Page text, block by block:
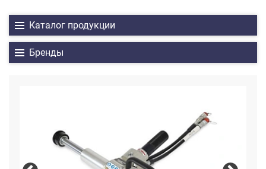
Каталог продукции
Бренды